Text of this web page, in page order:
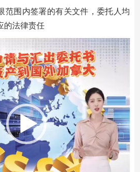
范围内签署的有关文件，委托人均
的法律责任